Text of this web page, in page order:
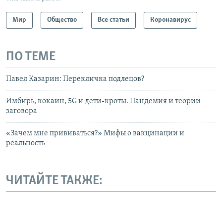
Мир Общество Все статьи Коронавирус
ПО ТЕМЕ
Павел Казарин: Перекличка подлецов?
Имбирь, кокаин, 5G и дети-кроты. Пандемия и теории
заговора
«Зачем мне прививаться?» Мифы о вакцинации и
реальность
ЧИТАЙТЕ ТАКЖЕ: